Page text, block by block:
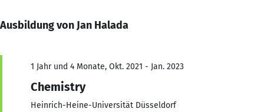
Ausbildung von Jan Halada
1 Jahr und 4 Monate, Okt. 2021 - Jan. 2023
Chemistry
Heinrich-Heine-Universität Düsseldorf